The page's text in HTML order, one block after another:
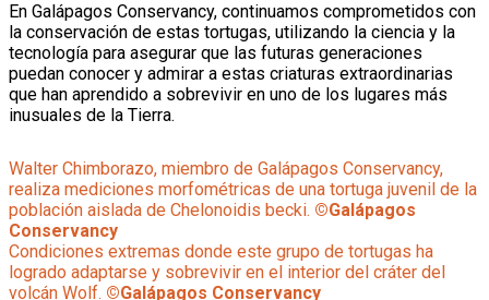
En Galápagos Conservancy, continuamos comprometidos con
la conservación de estas tortugas, utilizando la ciencia y la
tecnología para asegurar que las futuras generaciones
puedan conocer y admirar a estas criaturas extraordinarias
que han aprendido a sobrevivir en uno de los lugares más
inusuales de la Tierra.
Walter Chimborazo, miembro de Galápagos Conservancy,
realiza mediciones morfométricas de una tortuga juvenil de la
población aislada de Chelonoidis becki. ©Galápagos
Conservancy
Condiciones extremas donde este grupo de tortugas ha
logrado adaptarse y sobrevivir en el interior del cráter del
volcán Wolf. ©Galápagos Conservancy